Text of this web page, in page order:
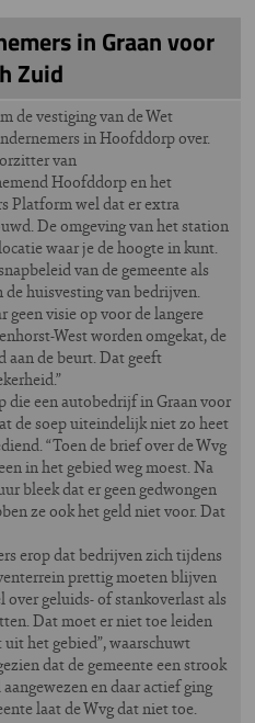
in Graan voor
Zuid
de vestiging van de Wet
in Hoofddorp over.
van
Hoofddorp en het
Platform wel dat er extra
De omgeving van het station
waar je de hoogte in kunt.
van de gemeente als
huisvesting van bedrijven.
geen visie op voor de langere
West worden omgekat, de
aan de beurt. Dat geeft
die een autobedrijf in Graan voor
de soep uiteindelijk niet zo heet
“Toen de brief over de Wvg
in het gebied weg moest. Na
bleek dat er geen gedwongen
ze ook het geld niet voor. Dat
erop dat bedrijven zich tijdens
prettig moeten blijven
over geluids- of stankoverlast als
Dat moet er niet toe leiden
het gebied”, waarschuwt
dat de gemeente een strook
en daar actief ging
laat de Wvg dat niet toe.